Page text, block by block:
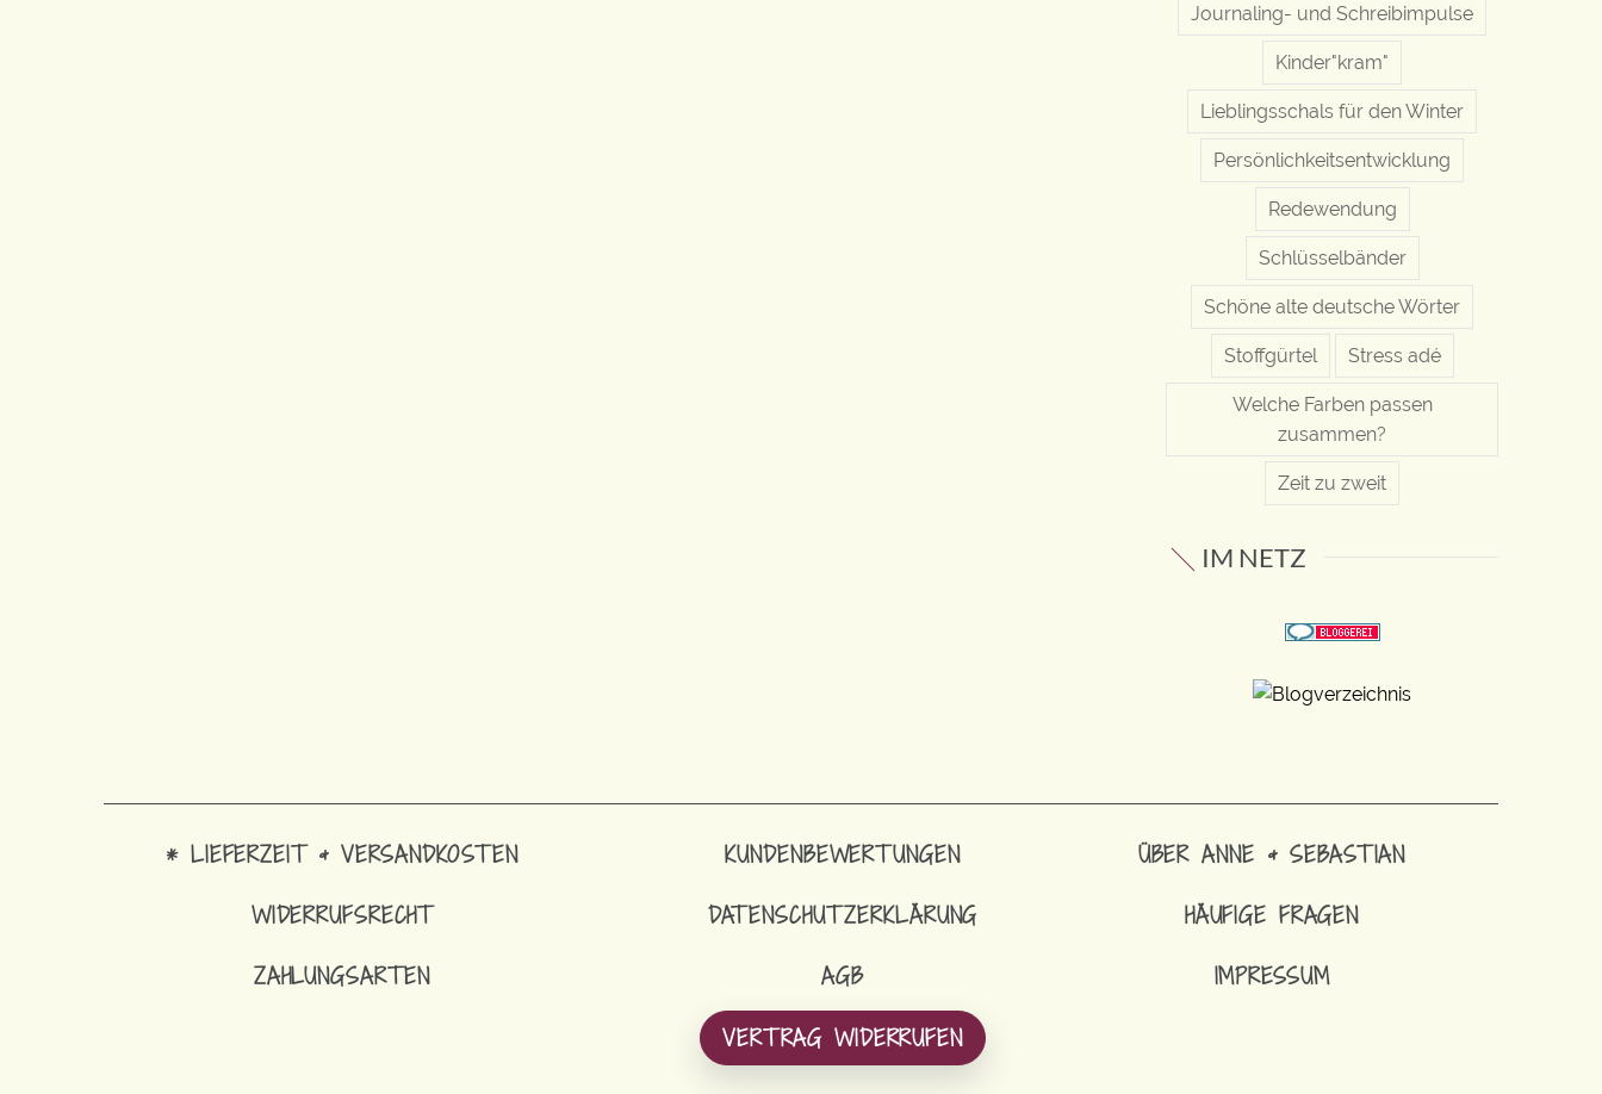
Journaling- und Schreibimpulse
Kinder"kram"
Lieblingsschals für den Winter
Persönlichkeitsentwicklung
Redewendung
Schlüsselbänder
Schöne alte deutsche Wörter
Stoffgürtel Stress adé
Welche Farben passen
zusammen?
Zeit zu zweit
IM NETZ
* LIEFERZEIT & VERSANDKOSTEN
WIDERRUFSRECHT
ZAHLUNGSARTEN
KUNDENBEWERTUNGEN
DATENSCHUTZERKLÄRUNG
AGB
VERTRAG WIDERRUFEN
ÜBER ANNE & SEBASTIAN
HÄUFIGE FRAGEN
IMPRESSUM